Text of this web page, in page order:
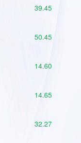
39.45
50.45
14.60
14.65
32.27